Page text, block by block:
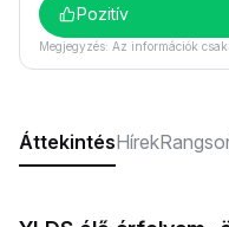
Pozitív
Megjegyzés: Az információk
ÁttekintésHírek